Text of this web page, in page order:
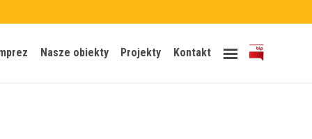
Nasze obiekty Projekty Kontakt